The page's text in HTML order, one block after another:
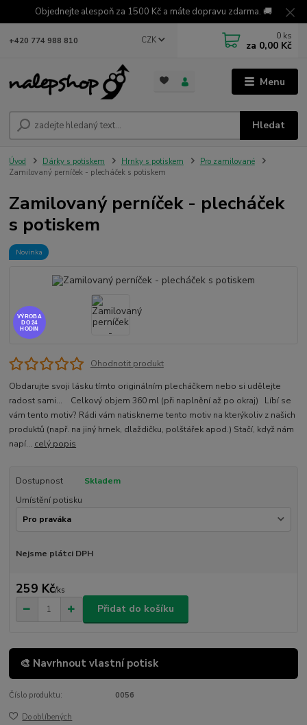
Objednejte alespoň za 1500 Kč a máte dopravu zdarma. 🚚
Menu
CZK
Hledat
+420 774 988 810 0 ks
za 0,00 Kč
Úvod Dárky s potiskem Hrnky s potiskem
Pro zamilované
Zamilovaný perníček - plecháček s potiskem
Zamilovaný perníček - plecháček
s potiskem
Novinka
Ohodnotit produkt
Obdarujte svoji lásku tímto originálním plecháčkem nebo si udělejte
radost sami... Celkový objem 360 ml (při naplnění až po okraj) Líbí se
vám tento motiv? Rádi vám natiskneme tento motiv na kterýkoliv z našich
produktů (např. na jiný hrnek, dlaždičku, polštářek apod.) Stačí, když nám
napí... celý popis
Dostupnost
Skladem
Umístění potisku
Nejsme plátci DPH
259 Kč/ks
Přidat do košíku
🎨 Navrhnout vlastní potisk
Číslo produktu: 0056
Do oblíbených
VÝROBA
DO 24
HODIN